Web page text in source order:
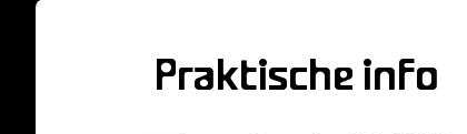
Praktische info